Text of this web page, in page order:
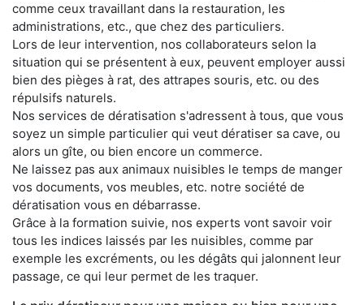
comme ceux travaillant dans la restauration, les
administrations, etc., que chez des particuliers.
Lors de leur intervention, nos collaborateurs selon la
situation qui se présentent à eux, peuvent employer aussi
bien des pièges à rat, des attrapes souris, etc. ou des
répulsifs naturels.
Nos services de dératisation s'adressent à tous, que vous
soyez un simple particulier qui veut dératiser sa cave, ou
alors un gîte, ou bien encore un commerce.
Ne laissez pas aux animaux nuisibles le temps de manger
vos documents, vos meubles, etc. notre société de
dératisation vous en débarrasse.
Grâce à la formation suivie, nos experts vont savoir voir
tous les indices laissés par les nuisibles, comme par
exemple les excréments, ou les dégâts qui jalonnent leur
passage, ce qui leur permet de les traquer.